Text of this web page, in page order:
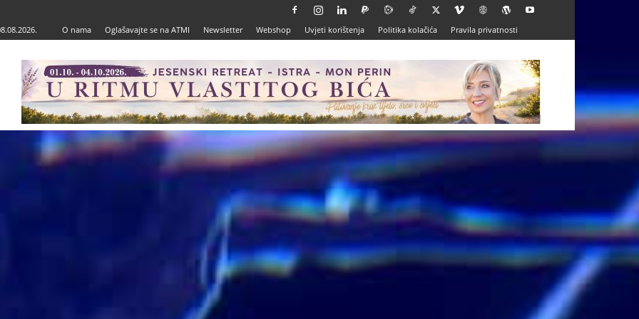
O nama Oglašavajte se na ATMI Newsletter Webshop Uvjeti korištenja Politika kolačića Pravila privatnosti